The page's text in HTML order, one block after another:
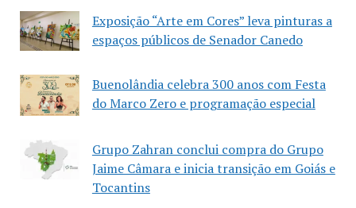
Exposição “Arte em Cores” leva pinturas a
espaços públicos de Senador Canedo
Buenolândia celebra 300 anos com Festa
do Marco Zero e programação especial
Grupo Zahran conclui compra do Grupo
Jaime Câmara e inicia transição em Goiás e
Tocantins